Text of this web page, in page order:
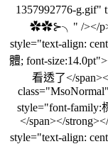
1357992776-
✿✿⊱╮" /></p>
style="text-align:
體; font-
看透了</
style="font-family:
</span></
style="text-align: